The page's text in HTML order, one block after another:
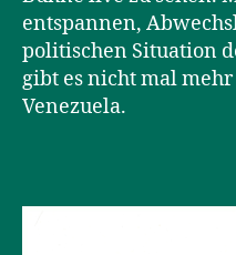
entspannen,
politischen Situation
gibt es nicht mal
Venezuela.